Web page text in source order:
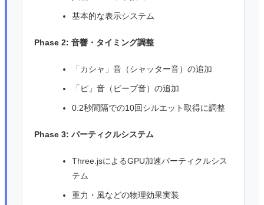
基本的な表示システム
Phase 2: 音響・タイミング調整
「カシャ」音（シャッター音）の追加
「ピ」音（ビープ音）の追加
0.2秒間隔での10回シルエット取得に調整
Phase 3: パーティクルシステム
Three.jsによるGPU加速パーティクルシス
テム
重力・風などの物理効果実装